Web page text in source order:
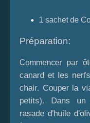
1 sachet de
Préparation:
Commencer par
canard et les
chair. Couper la
petits). Dans un
rasade d'huile